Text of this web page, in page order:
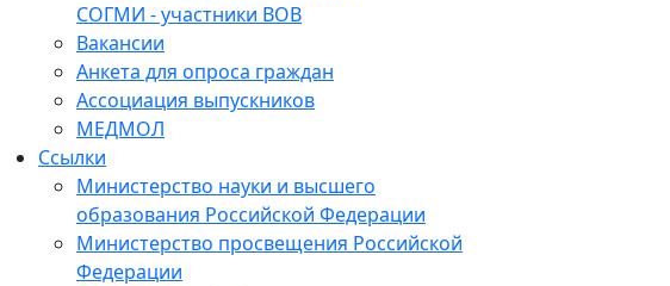
СОГМИ - участники ВОВ
Вакансии
Анкета для опроса граждан
Ассоциация выпускников
МЕДМОЛ
Ссылки
Министерство науки и высшего
образования Российской Федерации
Министерство просвещения Российской
Федерации